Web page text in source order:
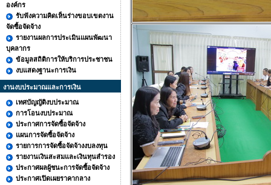
องค์กร
รับฟังความคิดเห็นร่างขอบเขตงาน
จัดซื้อจัดจ้าง
รายงานผลการประเมินแผนพัฒนา
บุคลากร
ข้อมูลสถิติการให้บริการประชาชน
งบแสดงฐานะการเงิน
งานงบประมาณและการเงิน
เทศบัญญัติงบประมาณ
การโอนงบประมาณ
ประกาศการจัดซื้อจัดจ้าง
แผนการจัดซื้อจัดจ้าง
รายการการจัดซื้อจัดจ้างงบลงทุน
รายงานเงินสะสมและเงินทุนสำรอง
ประกาศผลผู้ชนะการจัดซื้อจัดจ้าง
ประกาศเปิดเผยราคากลาง